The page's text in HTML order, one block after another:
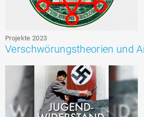
Projekte 2023
Verschwörungstheorien und